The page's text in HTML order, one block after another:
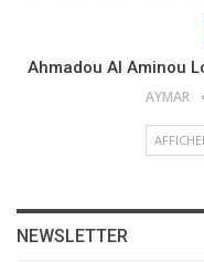
Ahmadou Al Aminou
AYMAR
NEWSLETTER